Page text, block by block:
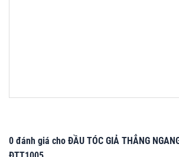
0 đánh giá cho ĐẦU TÓC GIẢ THẲNG